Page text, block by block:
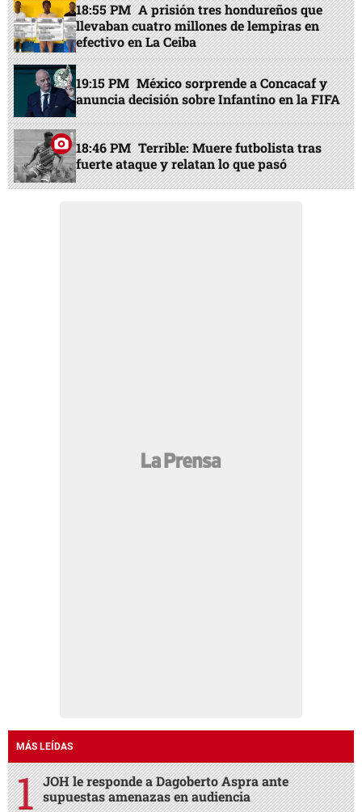
18:55 PM A prisión tres hondureños que
llevaban cuatro millones de lempiras en
efectivo en La Ceiba
19:15 PM México sorprende a Concacaf y
anuncia decisión sobre Infantino en la FIFA
18:46 PM Terrible: Muere futbolista tras
fuerte ataque y relatan lo que pasó
MÁS LEÍDAS
JOH le responde a Dagoberto Aspra ante
supuestas amenazas en audiencia